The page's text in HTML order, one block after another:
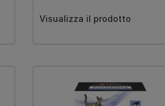
Visualizza il prodotto